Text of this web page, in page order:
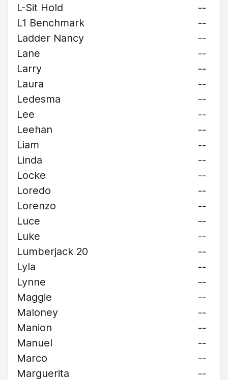
L-Sit Hold
--
L1 Benchmark
--
Ladder Nancy
--
Lane
--
Larry
--
Laura
--
Ledesma
--
Lee
--
Leehan
--
Liam
--
Linda
--
Locke
--
Loredo
--
Lorenzo
--
Luce
--
Luke
--
Lumberjack 20
--
Lyla
--
Lynne
--
Maggie
--
Maloney
--
Manion
--
Manuel
--
Marco
--
Marguerita
--